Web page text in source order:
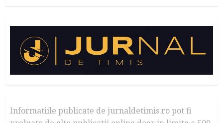
Informatiile publicate de jurnaldetimis.ro pot fi